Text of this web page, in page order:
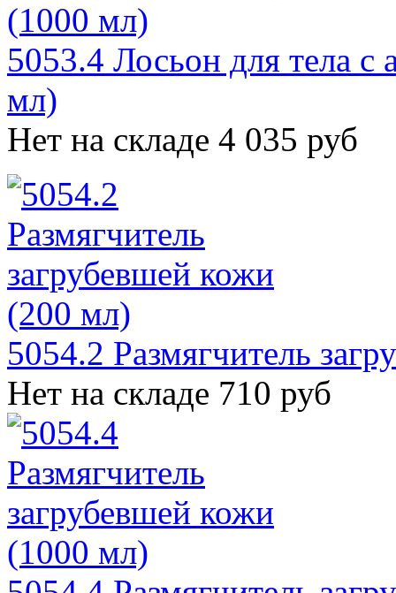
5053.4 Лосьон для тела
мл)
Нет на складе 4 035 руб
5054.2 Размягчитель
Нет на складе 710 руб